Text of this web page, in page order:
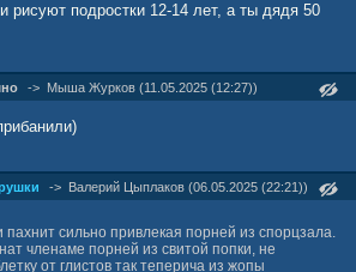
рисуют подростки 12-14 лет, а ты дядя 50
-> Мыша Жуpков (11.05.2025 (12:27))
-> Валерий Цыплаков (06.05.2025 (22:21))
пахнит сильно привлекая порней из спорцзала.
членаме порней из свитой попки, не
от глистов так теперича из жопы